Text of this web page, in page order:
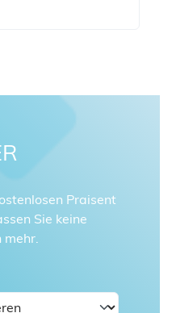
Praisent
Sie keine
mehr.